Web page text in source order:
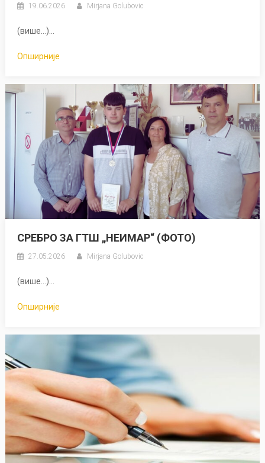
19.06.2026 Mirjana Golubovic
(више…)...
Опширније
СРЕБРО ЗА ГТШ „НЕИМАР“ (ФОТО)
27.05.2026 Mirjana Golubovic
(више…)...
Опширније